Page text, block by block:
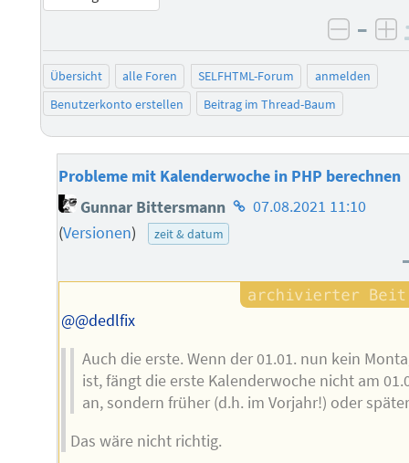
–
Übersicht alle Foren SELFHTML-Forum
anmelden
Benutzerkonto erstellen
Beitrag im Thread-Baum
Probleme mit Kalenderwoche in PHP berechnen
Gunnar Bittersmann Homepage
des
07.08.2021 11:10
(Versionen) zeit & datum
@@dedlfix
Auch die erste. Wenn der 01.01. nun kein
ist, fängt die erste Kalenderwoche nicht am
an, sondern früher (d.h. im Vorjahr!) oder
Das wäre nicht richtig.